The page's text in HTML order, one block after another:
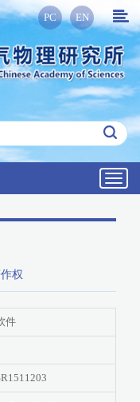
PC EN
权
件